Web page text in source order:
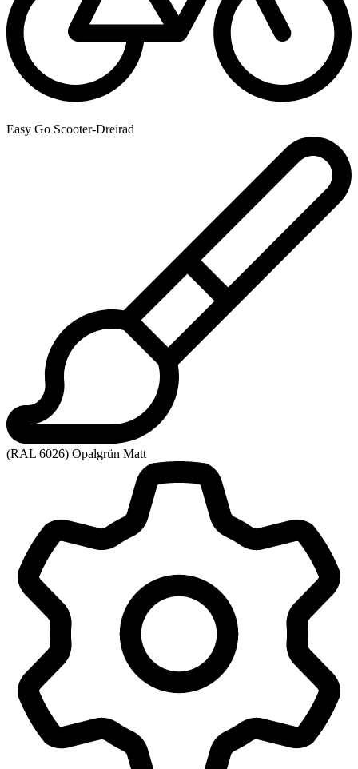
Easy Go Scooter-Dreirad
(RAL 6026) Opalgrün Matt